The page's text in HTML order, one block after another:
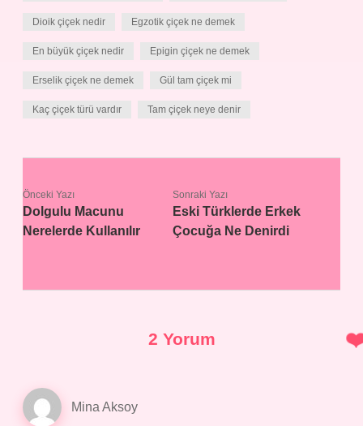
Dioik çiçek nedir Egzotik çiçek ne demek
En büyük çiçek nedir Epigin çiçek ne demek
Erselik çiçek ne demek Gül tam çiçek mi
Kaç çiçek türü vardır Tam çiçek neye denir
Önceki Yazı
Dolgulu Macunu
Nerelerde Kullanılır
Sonraki Yazı
Eski Türklerde Erkek
Çocuğa Ne Denirdi
2 Yorum
Mina Aksoy